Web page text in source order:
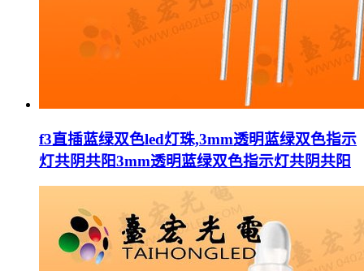
f3直插蓝绿双色led灯珠,3mm透明蓝绿双色指示
灯共阴共阳3mm透明蓝绿双色指示灯共阴共阳